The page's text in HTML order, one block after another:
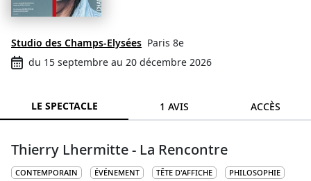
Studio des Champs-Elysées Paris 8e
du 15 septembre au 20 décembre 2026
LE SPECTACLE 1 AVIS ACCÈS
Thierry Lhermitte - La Rencontre
CONTEMPORAIN ÉVÉNEMENT TÊTE D'AFFICHE
PHILOSOPHIE